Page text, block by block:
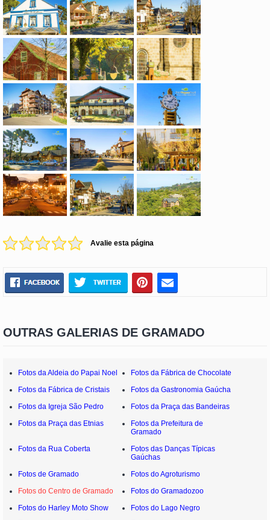
Avalie esta página
OUTRAS GALERIAS DE GRAMADO
Fotos da Aldeia do Papai Noel
Fotos da Fábrica de Chocolate
Fotos da Fábrica de Cristais
Fotos da Gastronomia Gaúcha
Fotos da Igreja São Pedro
Fotos da Praça das Bandeiras
Fotos da Praça das Etnias
Fotos da Prefeitura de
Gramado
Fotos da Rua Coberta
Fotos das Danças Típicas
Gaúchas
Fotos de Gramado
Fotos do Agroturismo
Fotos do Centro de Gramado
Fotos do Gramadozoo
Fotos do Harley Moto Show
Fotos do Lago Negro